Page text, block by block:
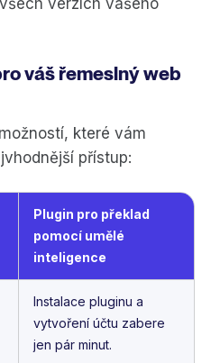
váš řemeslný web
které vám
přístup:
Plugin pro překlad
pomocí umělé
inteligence
Instalace pluginu a
vytvoření účtu zabere
jen pár minut.